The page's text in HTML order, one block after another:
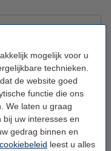
mogelijk voor u
technieken.
de website goed
functie die ons
We laten u graag
uw interesses en
gedrag binnen en
cookiebeleid leest u alles
960 ml
Color Care